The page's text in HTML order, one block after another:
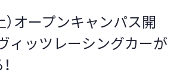
）オープンキャンパス開
ィッツレーシングカーが